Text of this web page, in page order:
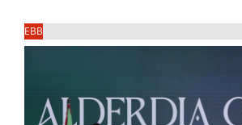
EBB